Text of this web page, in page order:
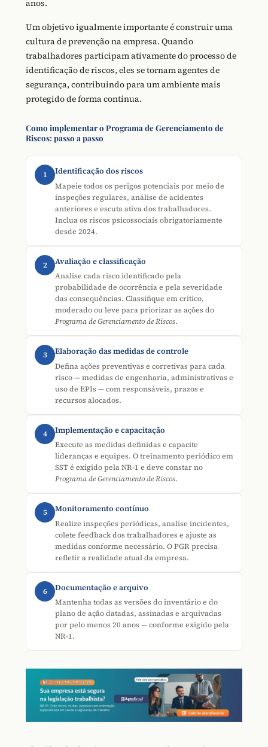
anos.
Um objetivo igualmente importante é construir uma
cultura de prevenção na empresa. Quando
trabalhadores participam ativamente do processo de
identificação de riscos, eles se tornam agentes de
segurança, contribuindo para um ambiente mais
protegido de forma contínua.
Como implementar o Programa de Gerenciamento de
Riscos: passo a passo
1
Identificação dos riscos
Mapeie todos os perigos potenciais por meio de
inspeções regulares, análise de acidentes
anteriores e escuta ativa dos trabalhadores.
Inclua os riscos psicossociais obrigatoriamente
desde 2024.
2
Avaliação e classificação
Analise cada risco identificado pela
probabilidade de ocorrência e pela severidade
das consequências. Classifique em crítico,
moderado ou leve para priorizar as ações do
Programa de Gerenciamento de Riscos.
3
Elaboração das medidas de controle
Defina ações preventivas e corretivas para cada
risco — medidas de engenharia, administrativas e
uso de EPIs — com responsáveis, prazos e
recursos alocados.
4
Implementação e capacitação
Execute as medidas definidas e capacite
lideranças e equipes. O treinamento periódico em
SST é exigido pela NR-1 e deve constar no
Programa de Gerenciamento de Riscos.
5
Monitoramento contínuo
Realize inspeções periódicas, analise incidentes,
colete feedback dos trabalhadores e ajuste as
medidas conforme necessário. O PGR precisa
refletir a realidade atual da empresa.
6
Documentação e arquivo
Mantenha todas as versões do inventário e do
plano de ação datadas, assinadas e arquivadas
por pelo menos 20 anos — conforme exigido pela
NR-1.